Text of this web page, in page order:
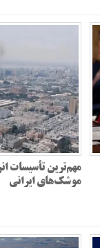
مهم‌ترین تأسیسات
موشک‌های ایرانی